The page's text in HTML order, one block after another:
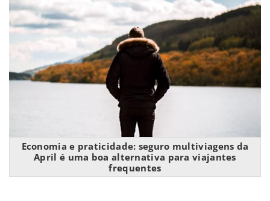
Economia e praticidade: seguro multiviagens da
April é uma boa alternativa para viajantes
frequentes